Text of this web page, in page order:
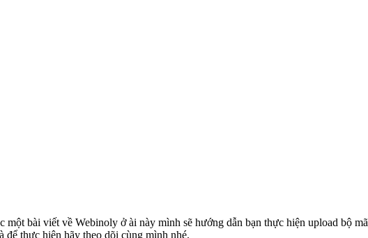
bài viết về Webinoly ở ài này mình sẽ hướng dẫn bạn thực hiện upload bộ
để thực hiện hãy theo dõi cùng mình nhé.